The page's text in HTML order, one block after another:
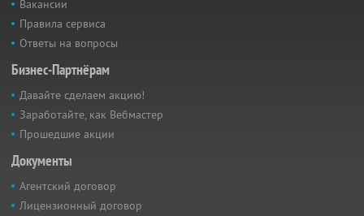
Вакансии
Правила сервиса
Ответы на вопросы
Бизнес-Партнёрам
Давайте сделаем акцию!
Заработайте, как Вебмастер
Прошедшие акции
Документы
Агентский договор
Лицензионный договор